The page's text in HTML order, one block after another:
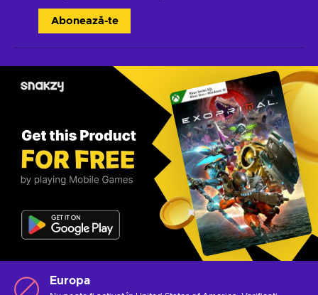
Abonează-te
Europa